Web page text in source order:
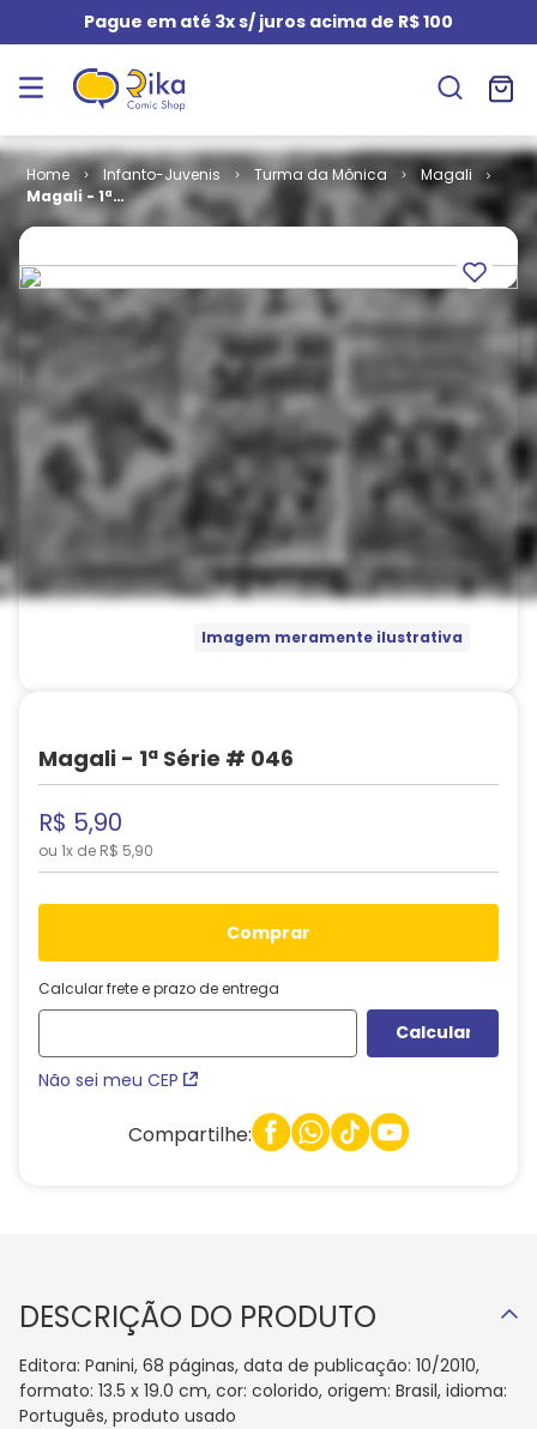
Pague em até 3x s/ juros acima de R$ 100
Infanto-Juvenis Turma da Mônica
Magali
Magali - 1ª
Série # 046
Imagem meramente ilustrativa
Magali - 1ª Série # 046
R$ 5,90
ou 1x de R$ 5,90
comprar
Calcular frete e prazo de entrega
Não sei meu CEP
Compartilhe:
DESCRIÇÃO DO PRODUTO
Editora: Panini, 68 páginas, data de publicação: 10/2010,
formato: 13.5 x 19.0 cm, cor: colorido, origem: Brasil, idioma:
Português, produto usado